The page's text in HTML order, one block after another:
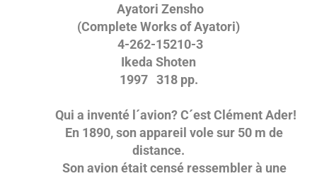
Ayatori Zensho
(Complete Works of Ayatori)
4-262-15210-3
Ikeda Shoten
1997 318 pp.
Qui a inventé l´avion? C´est Clément Ader!
En 1890, son appareil vole sur 50 m de
distance.
Son avion était censé ressembler à une